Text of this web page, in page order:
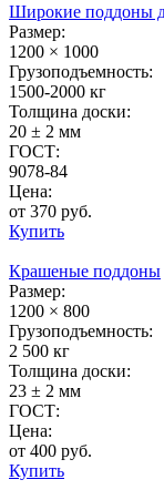
Широкие поддоны
Размер:
1200 × 1000
Грузоподъемность:
1500-2000 кг
Толщина доски:
20 ± 2 мм
ГОСТ:
9078-84
Цена:
от 370 руб.
Купить
Крашеные поддоны
Размер:
1200 × 800
Грузоподъемность:
2 500 кг
Толщина доски:
23 ± 2 мм
ГОСТ:
Цена:
от 400 руб.
Купить